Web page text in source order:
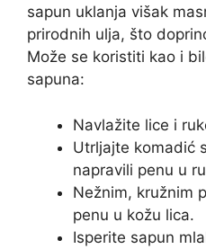
sapun uklanja višak
prirodnih ulja, što
Može se koristiti kao i
sapuna:
Navlažite lice i
Utrljajte komadić
napravili penu u
Nežnim, kružnim
penu u kožu lica.
Isperite sapun